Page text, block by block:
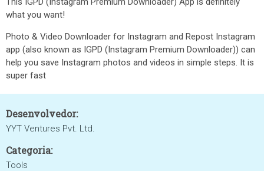
what you want!
Photo & Video Downloader for Instagram and Repost Instagram
app (also known as IGPD (Instagram Premium Downloader)) can
help you save Instagram photos and videos in simple steps. It is
super fast
Desenvolvedor:
YYT Ventures Pvt. Ltd.
Categoria:
Tools